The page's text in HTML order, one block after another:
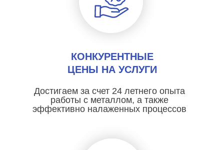
КОНКУРЕНТНЫЕ
ЦЕНЫ НА УСЛУГИ
Достигаем за счет 24 летнего опыта
работы с металлом, а также
эффективно налаженных процессов